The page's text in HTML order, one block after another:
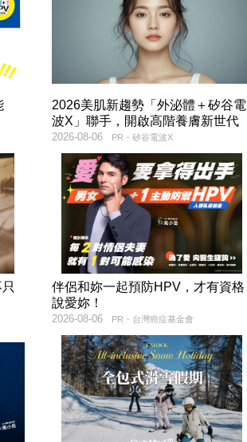
2026美肌新趨勢「外泌體＋矽谷電
波X」聯手，開啟高階養膚新世代
PR・矽谷電波X
2026-08-06
伴侶和妳一起預防HPV，才有資格
說愛妳！
PR・台灣癌症基金會
2026-08-06